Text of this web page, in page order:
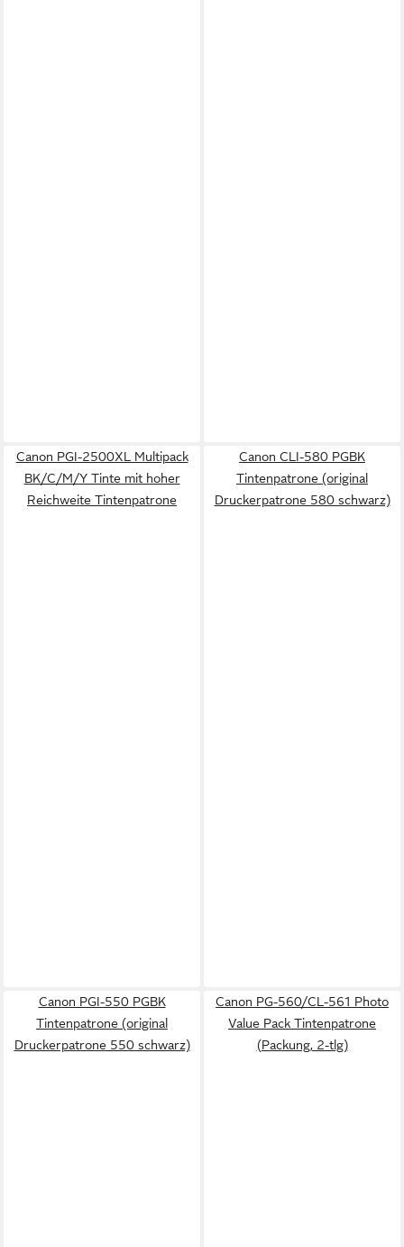
Canon PGI-2500XL Multipack
BK/C/M/Y Tinte mit hoher
Reichweite Tintenpatrone
Canon CLI-580 PGBK
Tintenpatrone (original
Druckerpatrone 580 schwarz)
Canon PGI-550 PGBK
Tintenpatrone (original
Druckerpatrone 550 schwarz)
Canon PG-560/CL-561 Photo
Value Pack Tintenpatrone
(Packung, 2-tlg)